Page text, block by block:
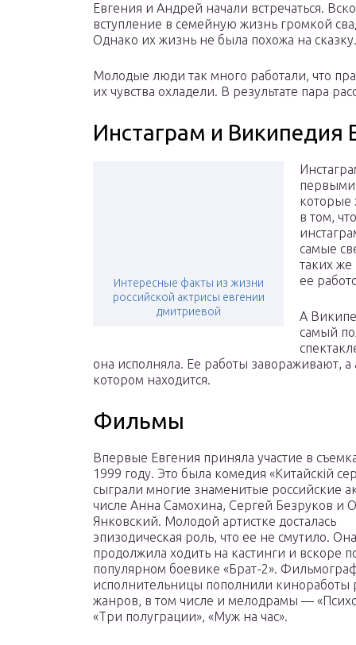
Евгения и Андрей начали встречаться.
вступление в семейную жизнь громкой
Однако их жизнь не была похожа на сказку.
Молодые люди так много работали, что
их чувства охладели. В результате пара
Инстаграм и Википедия
Интересные факты из жизни
российской актрисы евгении
дмитриевой
первыми
которые
в том,
самые
таких же
ее
А
самый
она исполняла. Ее работы завораживают,
котором находится.
Фильмы
Впервые Евгения приняла участие в
1999 году. Это была комедия «Китайскій
сыграли многие знаменитые российские
числе Анна Самохина, Сергей Безруков и
Янковский. Молодой артистке досталась
эпизодическая роль, что ее не смутило. Она
продолжила ходить на кастинги и вскоре
популярном боевике «Брат-2».
исполнительницы пополнили киноработы
жанров, в том числе и мелодрамы —
«Три полуграции», «Муж на час».